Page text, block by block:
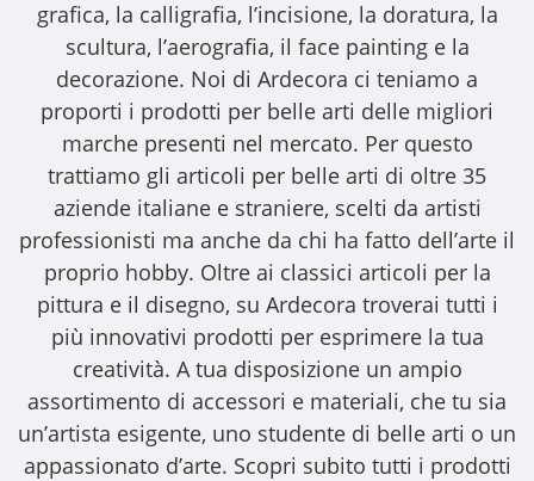
grafica, la calligrafia, l’incisione, la doratura, la
scultura, l’aerografia, il face painting e la
decorazione. Noi di Ardecora ci teniamo a
proporti i prodotti per belle arti delle migliori
marche presenti nel mercato. Per questo
trattiamo gli articoli per belle arti di oltre 35
aziende italiane e straniere, scelti da artisti
professionisti ma anche da chi ha fatto dell’arte il
proprio hobby. Oltre ai classici articoli per la
pittura e il disegno, su Ardecora troverai tutti i
più innovativi prodotti per esprimere la tua
creatività. A tua disposizione un ampio
assortimento di accessori e materiali, che tu sia
un’artista esigente, uno studente di belle arti o un
appassionato d’arte. Scopri subito tutti i prodotti